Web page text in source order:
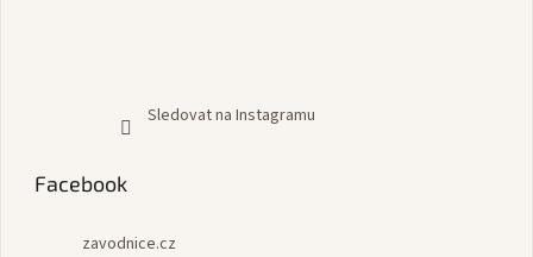
Sledovat na Instagramu
Facebook
zavodnice.cz